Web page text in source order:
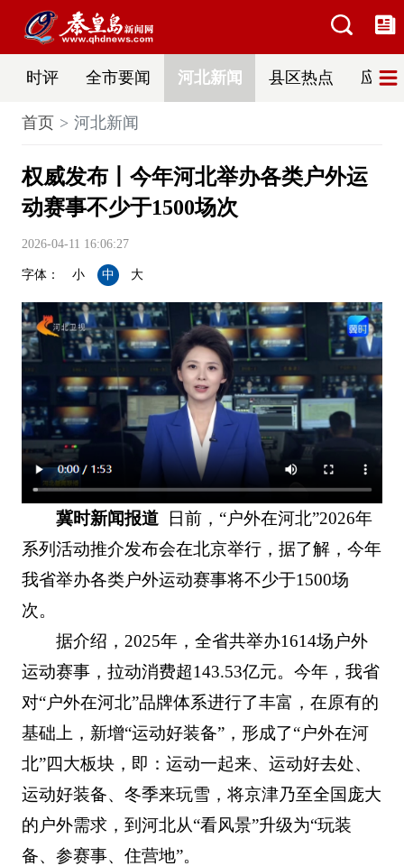
时评 全市要闻 河北新闻 县区热点 应急
首页 河北新闻
权威发布丨今年河北举办各类户外运
动赛事不少于1500场次
2026-04-11 16:06:27
字体： 小 中 大
冀时新闻报道 日前，“户外在河北”2026年
系列活动推介发布会在北京举行，据了解，今年
我省举办各类户外运动赛事将不少于1500场
次。
据介绍，2025年，全省共举办1614场户外
运动赛事，拉动消费超143.53亿元。今年，我省
对“户外在河北”品牌体系进行了丰富，在原有的
基础上，新增“运动好装备”，形成了“户外在河
北”四大板块，即：运动一起来、运动好去处、
运动好装备、冬季来玩雪，将京津乃至全国庞大
的户外需求，到河北从“看风景”升级为“玩装
备、参赛事、住营地”。